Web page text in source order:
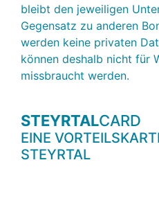
bleibt den jeweiligen
Gegensatz zu anderen
werden keine privaten
können deshalb nicht für
missbraucht werden.
STEYRTALCARD
EINE
STEYRTAL